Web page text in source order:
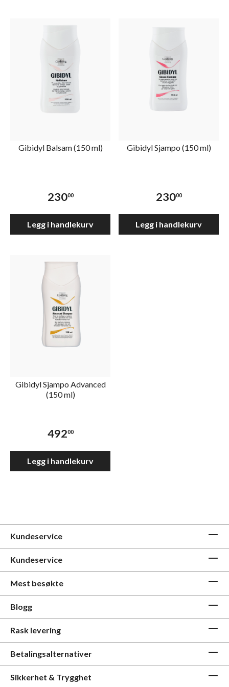
Gibidyl Balsam (150 ml)
23000
Legg i handlekurv
Gibidyl Sjampo (150 ml)
23000
Legg i handlekurv
Gibidyl Sjampo Advanced
(150 ml)
49200
Legg i handlekurv
Kundeservice
Kundeservice
Mest besøkte
Blogg
Rask levering
Betalingsalternativer
Sikkerhet & Trygghet